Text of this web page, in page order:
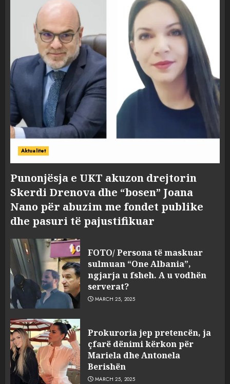
Aktualitet
Punonjësja e UKT akuzon drejtorin
Skerdi Drenova dhe “bosen” Joana
Nano për abuzim me fondet publike
dhe pasuri të pajustifikuar
FOTO/ Persona të maskuar
sulmuan “One Albania”,
ngjarja u fsheh. A u vodhën
serverat?
MARCH 25, 2025
Prokuroria jep pretencën, ja
çfarë dënimi kërkon për
Mariela dhe Antonela
Berishën
MARCH 25, 2025